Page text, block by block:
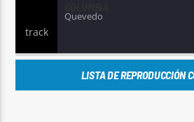
Quevedo
LISTA DE REPRODUCCIÓN